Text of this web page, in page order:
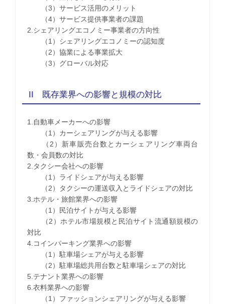
（3）サービス活用のメリット
（4）サービス提供事業者の課題
2.シェアリングエコノミー事業者の方向性
（1）シェアリングエコノミーの認知度
（2）協業による事業拡大
（3）グローバル対応
II 既存業界への影響と規模の対比
1.自動車メーカーへの影響
（1）カーシェアリングが与える影響
（2）新車販売台数とカーシェアリング車両台
数・会員数の対比
2.タクシー会社への影響
（1）ライドシェアが与える影響
（2）タクシーの運送収入とライドシェアの対比
3.ホテル・旅館業界への影響
（1）民泊サイトが与える影響
（2）ホテル市場規模と民泊サイト流通額規模の
対比
4.コインパーキング業界への影響
（1）駐車場シェアが与える影響
（2）駐車場総共用台数と駐車場シェアの対比
5.テナント業界への影響
6.衣料業界への影響
（1）ファッションシェアリングが与える影響